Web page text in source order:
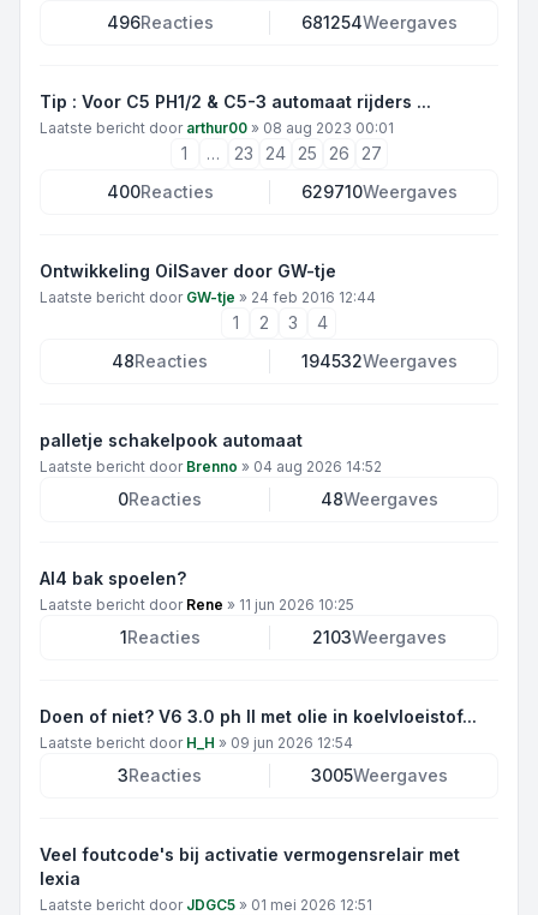
496Reacties 681254Weergaves
Tip : Voor C5 PH1/2 & C5-3 automaat rijders ...
Laatste bericht door arthur00 » 08 aug 2023 00:01
1 … 23 24 25 26
27
400Reacties 629710Weergaves
Ontwikkeling OilSaver door GW-tje
Laatste bericht door GW-tje » 24 feb 2016 12:44
1 2 3
4
48Reacties 194532Weergaves
palletje schakelpook automaat
Laatste bericht door Brenno » 04 aug 2026 14:52
0Reacties 48Weergaves
Al4 bak spoelen?
Laatste bericht door Rene » 11 jun 2026 10:25
1Reacties 2103Weergaves
Doen of niet? V6 3.0 ph II met olie in koelvloeistof...
Laatste bericht door H_H » 09 jun 2026 12:54
3Reacties 3005Weergaves
Veel foutcode's bij activatie vermogensrelair met
lexia
Laatste bericht door JDGC5 » 01 mei 2026 12:51